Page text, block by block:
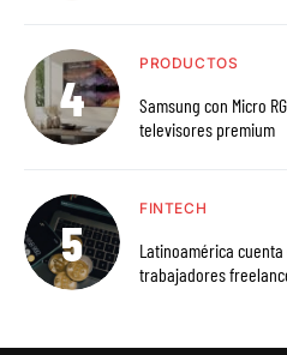
PRODUCTOS
Samsung con Micro
televisores premium
FINTECH
Latinoamérica cuenta
trabajadores